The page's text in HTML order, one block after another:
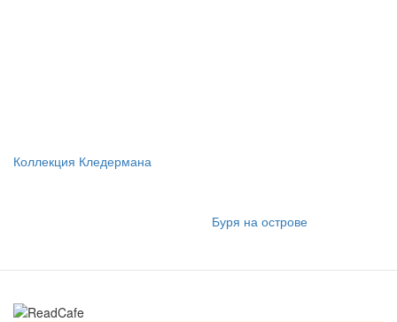
Коллекция Кледермана
Буря на острове